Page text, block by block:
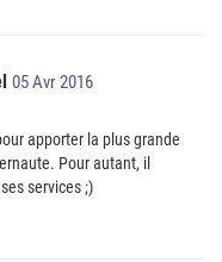
05 Avr 2016
apporter la plus grande
Pour autant, il
services ;)